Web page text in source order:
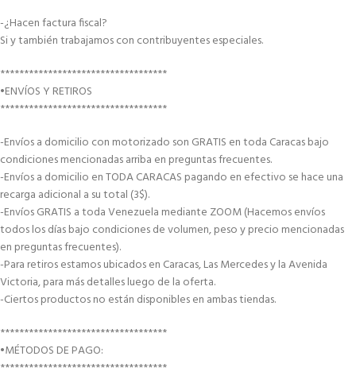
-¿Hacen factura fiscal?
Si y también trabajamos con contribuyentes especiales.
***********************************
•ENVÍOS Y RETIROS
***********************************
-Envíos a domicilio con motorizado son GRATIS en toda Caracas bajo
condiciones mencionadas arriba en preguntas frecuentes.
-Envíos a domicilio en TODA CARACAS pagando en efectivo se hace una
recarga adicional a su total (3$).
-Envíos GRATIS a toda Venezuela mediante ZOOM (Hacemos envíos
todos los días bajo condiciones de volumen, peso y precio mencionadas
en preguntas frecuentes).
-Para retiros estamos ubicados en Caracas, Las Mercedes y la Avenida
Victoria, para más detalles luego de la oferta.
-Ciertos productos no están disponibles en ambas tiendas.
***********************************
•MÉTODOS DE PAGO:
***********************************